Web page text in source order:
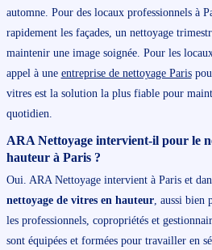
automne. Pour des locaux professionnels à
rapidement les façades, un nettoyage
maintenir une image soignée. Pour les
appel à une entreprise de nettoyage Paris
vitres est la solution la plus fiable pour
quotidien.
ARA Nettoyage intervient-il pour le
hauteur à Paris ?
Oui. ARA Nettoyage intervient à Paris et
nettoyage de vitres en hauteur, aussi bien
les professionnels, copropriétés et
sont équipées et formées pour travailler en